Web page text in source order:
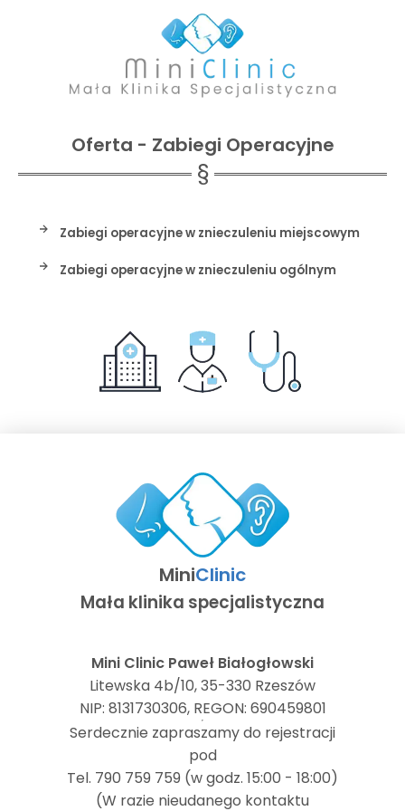
Oferta - Zabiegi Operacyjne
Zabiegi operacyjne w znieczuleniu miejscowym
Zabiegi operacyjne w znieczuleniu ogólnym
MiniClinic
Mała klinika specjalistyczna
Mini Clinic Paweł Białogłowski
Litewska 4b/10, 35-330 Rzeszów
NIP: 8131730306, REGON: 690459801
Serdecznie zapraszamy do rejestracji
pod
Tel. 790 759 759 (w godz. 15:00 - 18:00)
(W razie nieudanego kontaktu